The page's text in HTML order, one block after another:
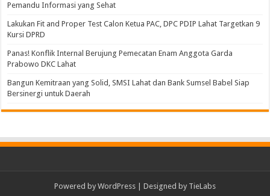
Pemandu Informasi yang Sehat
Lakukan Fit and Proper Test Calon Ketua PAC, DPC PDIP Lahat Targetkan 9
Kursi DPRD
Panas! Konflik Internal Berujung Pemecatan Enam Anggota Garda
Prabowo DKC Lahat
Bangun Kemitraan yang Solid, SMSI Lahat dan Bank Sumsel Babel Siap
Bersinergi untuk Daerah
Powered by WordPress | Designed by TieLabs